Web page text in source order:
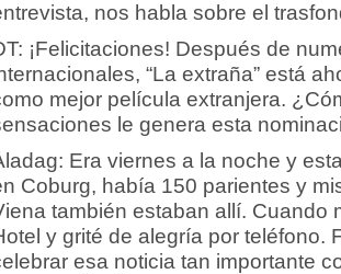
nos habla sobre el
¡Felicitaciones! Después de
“La extraña” está
mejor película extranjera.
le genera esta
Era viernes a la noche y
Coburg, había 150 parientes y
también estaban allí. Cuando
y grité de alegría por teléfono.
esa noticia tan importante